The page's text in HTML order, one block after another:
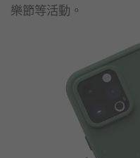
樂節等活動。